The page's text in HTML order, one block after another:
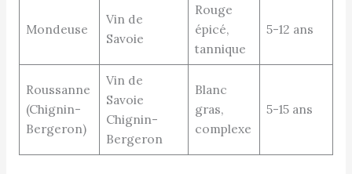
Mondeuse
Vin de
Savoie
Rouge
épicé,
tannique
5-12 ans
Roussanne
(Chignin-
Bergeron)
Vin de
Savoie
Chignin-
Bergeron
Blanc
gras,
complexe
5-15 ans